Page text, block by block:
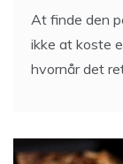
At finde den
ikke at koste
hvornår det